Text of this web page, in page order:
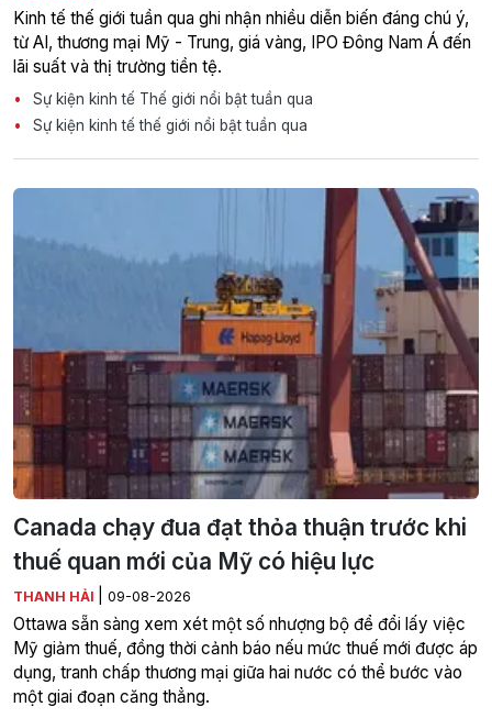
Kinh tế thế giới tuần qua ghi nhận nhiều diễn biến đáng chú ý,
từ AI, thương mại Mỹ - Trung, giá vàng, IPO Đông Nam Á đến
lãi suất và thị trường tiền tệ.
Sự kiện kinh tế Thế giới nổi bật tuần qua
Sự kiện kinh tế thế giới nổi bật tuần qua
Canada chạy đua đạt thỏa thuận trước khi
thuế quan mới của Mỹ có hiệu lực
THANH HẢI 09-08-2026
Ottawa sẵn sàng xem xét một số nhượng bộ để đổi lấy việc
Mỹ giảm thuế, đồng thời cảnh báo nếu mức thuế mới được áp
dụng, tranh chấp thương mại giữa hai nước có thể bước vào
một giai đoạn căng thẳng.